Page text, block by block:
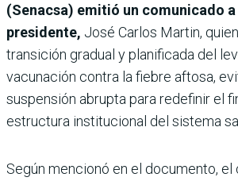
(Senacsa) emitió un comunicado a
presidente, José Carlos Martin,
transición gradual y planificada del
vacunación contra la fiebre aftosa,
suspensión abrupta para redefinir el
estructura institucional del sistema
Según mencionó en el documento,